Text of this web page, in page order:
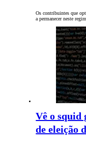
Os contribuintes que
a permanecer neste
Vê o squid
de eleição